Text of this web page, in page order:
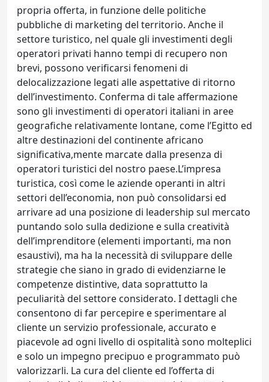
propria offerta, in funzione delle politiche
pubbliche di marketing del territorio. Anche il
settore turistico, nel quale gli investimenti degli
operatori privati hanno tempi di recupero non
brevi, possono verificarsi fenomeni di
delocalizzazione legati alle aspettative di ritorno
dell’investimento. Conferma di tale affermazione
sono gli investimenti di operatori italiani in aree
geografiche relativamente lontane, come l’Egitto ed
altre destinazioni del continente africano
significativa,mente marcate dalla presenza di
operatori turistici del nostro paese.L’impresa
turistica, così come le aziende operanti in altri
settori dell’economia, non può consolidarsi ed
arrivare ad una posizione di leadership sul mercato
puntando solo sulla dedizione e sulla creatività
dell’imprenditore (elementi importanti, ma non
esaustivi), ma ha la necessità di sviluppare delle
strategie che siano in grado di evidenziarne le
competenze distintive, data soprattutto la
peculiarità del settore considerato. I dettagli che
consentono di far percepire e sperimentare al
cliente un servizio professionale, accurato e
piacevole ad ogni livello di ospitalità sono molteplici
e solo un impegno precipuo e programmato può
valorizzarli. La cura del cliente ed l’offerta di